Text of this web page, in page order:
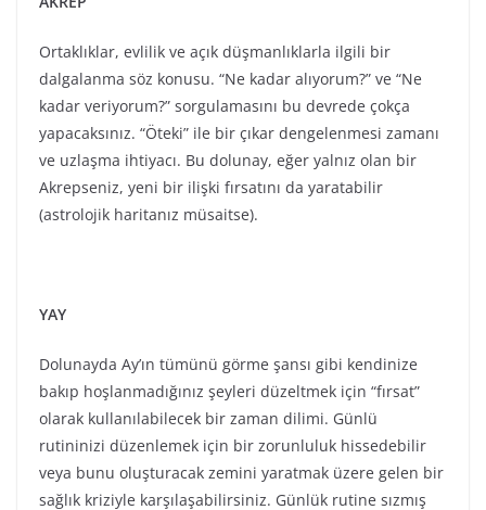
bakıp hoşlanmadığınız şeyleri düzeltmek için “fırsat”
rutininizi düzenlemek için bir zorunluluk hissedebilir
veya bunu oluşturacak zemini yaratmak üzere gelen bir
sağlık kriziyle karşılaşabilirsiniz. Günlük rutine sızmış
kötü alışkanlıklardan kurtulmak için iyi bir fırsat. Eğer
elinizde uzun zamandır üzerinde çalıştığınız bir
projeniz varsa mutlulukla onun sonuçlanışını da
görmeniz mümkün. Ama işyerinizdeki bazı olası mini
OĞLAK
Biraz coşkunluk zamanı. Aniden sizi sevindirecek ve
tarafından onurlandırılabilirsiniz. Eğer hiç hoşunuza
gitmeyen krizlerle karşılaşırsanız merak etmeyin, daha